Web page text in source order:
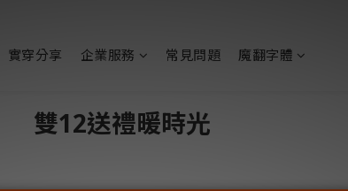
實穿分享 企業服務 常見問題 魔翻字體
雙12送禮暖時光